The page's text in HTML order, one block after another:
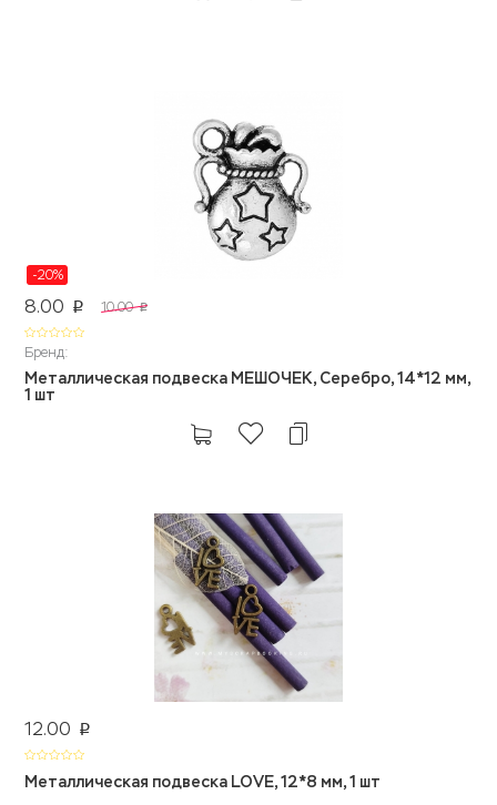
-20%
8.00 p 10.00 p
Бренд:
Металлическая подвеска МЕШОЧЕК, Серебро, 14*12 мм,
1 шт
12.00 p
Металлическая подвеска LOVE, 12*8 мм, 1 шт